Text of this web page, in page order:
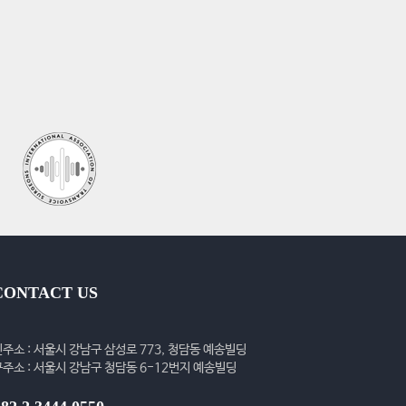
US
주소 : 서울시 강남구 삼성로 773, 청담동 예송빌딩
주소 : 서울시 강남구 청담동 6-12번지 예송빌딩